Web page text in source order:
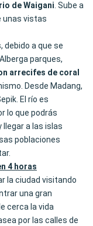
de Waigani. Sube a
unas vistas
debido a que se
parques,
arrecifes de coral
Desde Madang,
El río es
lo que podrás
a las islas
poblaciones
4 horas
la ciudad visitando
una gran
cerca la vida
por las calles de